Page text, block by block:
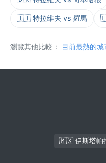
🇮🇹 特拉維夫 vs 羅馬
瀏覽其他比較： 目前最熱的城
🇲🇽 伊斯塔帕